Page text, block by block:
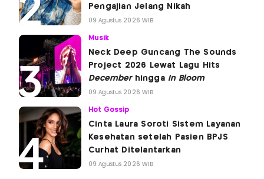
Pengajian Jelang Nikah
09 Agustus 2026 WIB
Musik
Neck Deep Guncang The Sounds
Project 2026 Lewat Lagu Hits
Decemberhingga In Bloom
09 Agustus 2026 WIB
Hot Gossip
Cinta Laura Soroti Sistem Layanan
Kesehatan setelah Pasien BPJS
Curhat Ditelantarkan
09 Agustus 2026 WIB